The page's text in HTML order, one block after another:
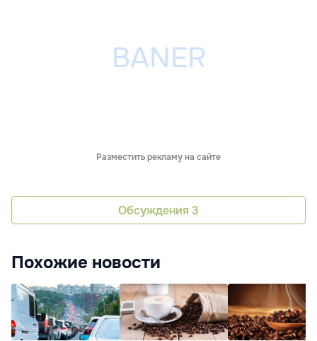
Разместить рекламу на сайте
Обсуждения 3
Похожие новости